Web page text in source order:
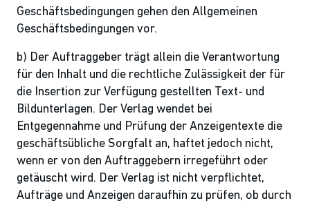
Geschäftsbedingungen gehen den Allgemeinen
Geschäftsbedingungen vor.
b) Der Auftraggeber trägt allein die Verantwortung
für den Inhalt und die rechtliche Zulässigkeit der für
die Insertion zur Verfügung gestellten Text- und
Bildunterlagen. Der Verlag wendet bei
Entgegennahme und Prüfung der Anzeigentexte die
geschäftsübliche Sorgfalt an, haftet jedoch nicht,
wenn er von den Auftraggebern irregeführt oder
getäuscht wird. Der Verlag ist nicht verpflichtet,
Aufträge und Anzeigen daraufhin zu prüfen, ob durch